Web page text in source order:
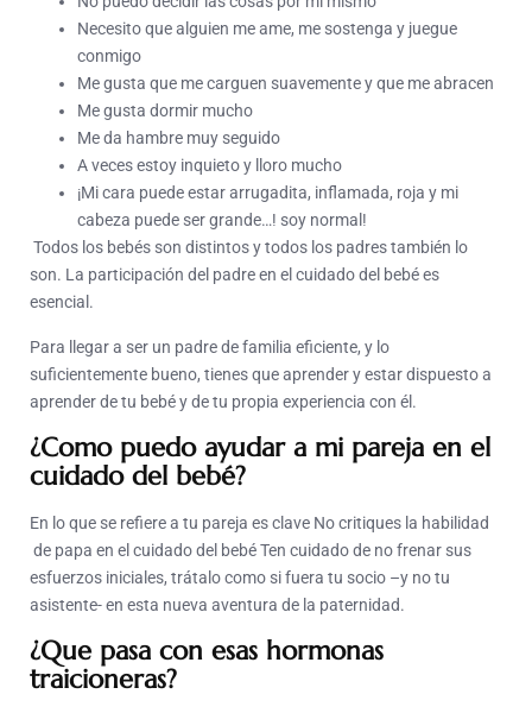
Necesito que alguien me ame, me sostenga y juegue
conmigo
Me gusta que me carguen suavemente y que me abracen
Me gusta dormir mucho
Me da hambre muy seguido
A veces estoy inquieto y lloro mucho
¡Mi cara puede estar arrugadita, inflamada, roja y mi
cabeza puede ser grande…! soy normal!
Todos los bebés son distintos y todos los padres también lo
son. La participación del padre en el cuidado del bebé es
esencial.
Para llegar a ser un padre de familia eficiente, y lo
suficientemente bueno, tienes que aprender y estar dispuesto a
aprender de tu bebé y de tu propia experiencia con él.
¿Como puedo ayudar a mi pareja en el
cuidado del bebé?
En lo que se refiere a tu pareja es clave No critiques la habilidad
de papa en el cuidado del bebé Ten cuidado de no frenar sus
esfuerzos iniciales, trátalo como si fuera tu socio –y no tu
asistente- en esta nueva aventura de la paternidad.
¿Que pasa con esas hormonas
traicioneras?